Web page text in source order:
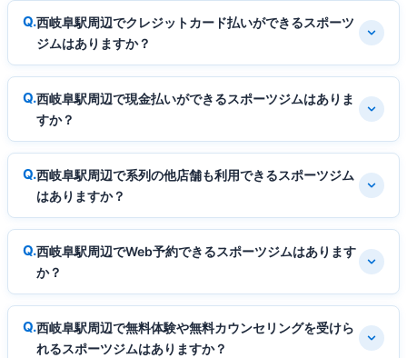
西岐阜駅周辺でクレジットカード払いができるスポーツ
ジムはありますか？
西岐阜駅周辺で現金払いができるスポーツジムはありま
すか？
西岐阜駅周辺で系列の他店舗も利用できるスポーツジム
はありますか？
西岐阜駅周辺でWeb予約できるスポーツジムはあります
か？
西岐阜駅周辺で無料体験や無料カウンセリングを受けら
れるスポーツジムはありますか？